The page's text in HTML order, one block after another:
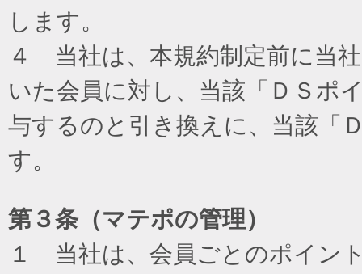
します。
４ 当社は、本規約制定前に当
いた会員に対し、当該「ＤＳポ
与するのと引き換えに、当該「
す。
第３条（マテポの管理）
１ 当社は、会員ごとのポイン